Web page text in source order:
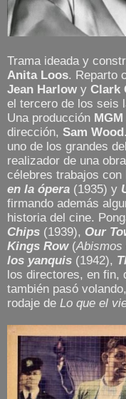
Trama ideada y
Anita Loos. Reparto
Jean Harlow y Clark
el tercero de los seis
Una producción MGM
dirección, Sam Wood
uno de los grandes
realizador de una
célebres trabajos con
en la ópera (1935) y
firmando además
historia del cine.
Chips (1939), Our
Kings Row(Abismos
los yanquis (1942),
los directores, en fin,
también pasó
rodaje de Lo que el